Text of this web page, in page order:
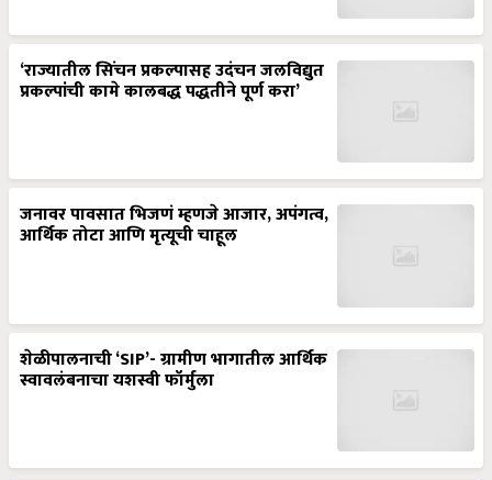
‘राज्यातील सिंचन प्रकल्पासह उदंचन जलविद्युत
प्रकल्पांची कामे कालबद्ध पद्धतीने पूर्ण करा’
जनावर पावसात भिजणं म्हणजे आजार, अपंगत्व,
आर्थिक तोटा आणि मृत्यूची चाहूल
शेळीपालनाची ‘SIP’- ग्रामीण भागातील आर्थिक
स्वावलंबनाचा यशस्वी फॉर्मुला